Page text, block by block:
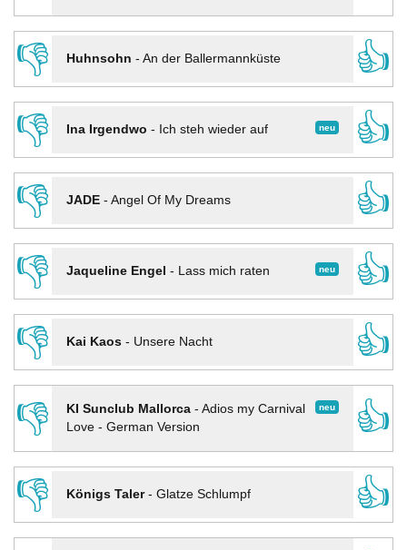
👎
Huhnsohn - An der Ballermannküste
👍
👎
neu
Ina Irgendwo - Ich steh wieder auf
👍
👎
JADE- Angel Of My Dreams
👍
👎
neu
Jaqueline Engel - Lass mich raten
👍
👎
Kai Kaos- Unsere Nacht
👍
👎
neu
KI Sunclub Mallorca- Adios my Carnival
Love - German Version
👍
👎
Königs Taler- Glatze Schlumpf
👍